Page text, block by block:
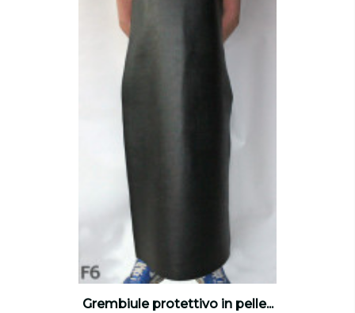
Grembiule protettivo in pelle...